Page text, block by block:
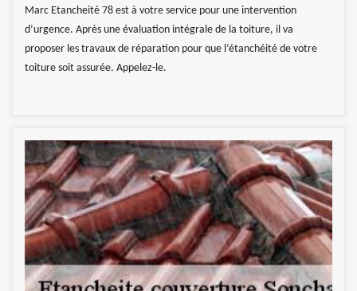
Marc Etancheité 78 est à votre service pour une intervention
d’urgence. Après une évaluation intégrale de la toiture, il va
proposer les travaux de réparation pour que l’étanchéité de votre
toiture soit assurée. Appelez-le.